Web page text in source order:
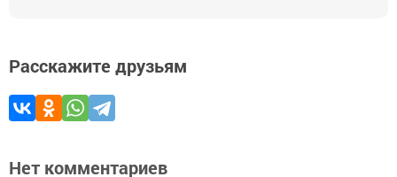
Расскажите друзьям
Нет комментариев